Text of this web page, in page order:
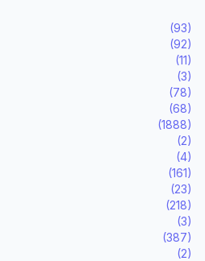
(93)
(92)
(11)
(3)
(78)
(68)
(1888)
(2)
(4)
(161)
(23)
(218)
(3)
(387)
(2)